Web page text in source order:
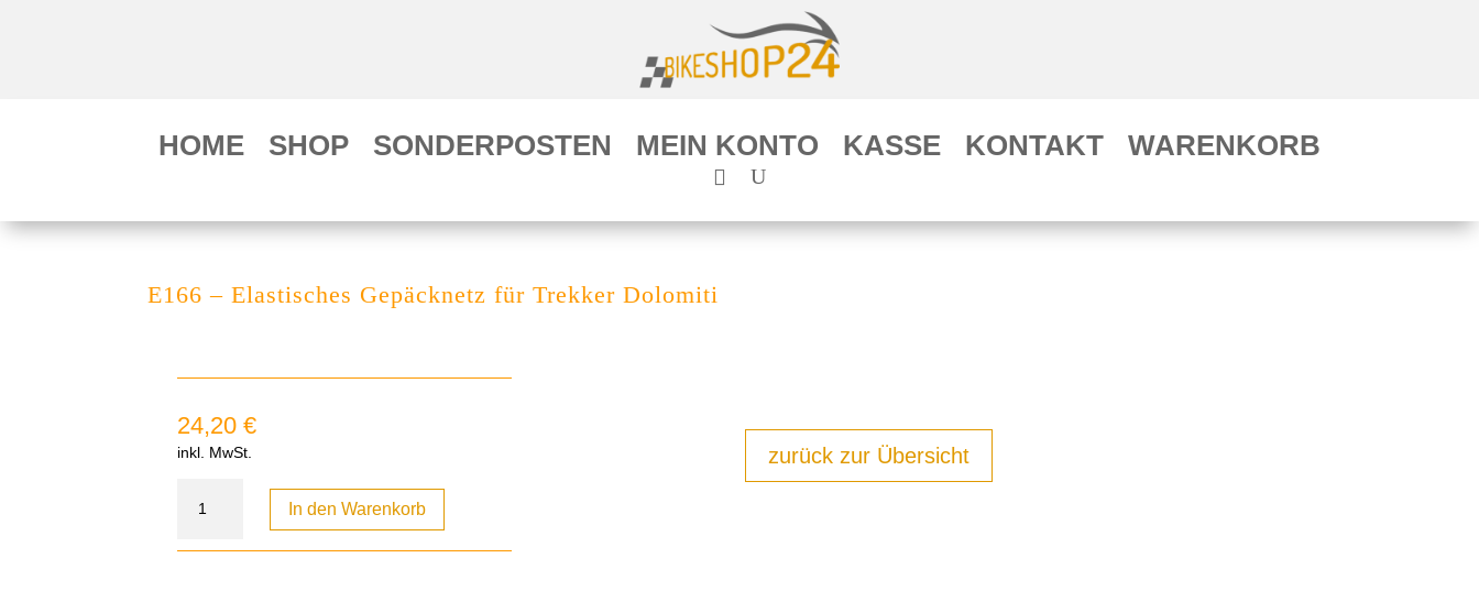
HOME SHOP SONDERPOSTEN MEIN KONTO KASSE KONTAKT WARENKORB
E166 – Elastisches Gepäcknetz für Trekker Dolomiti
24,20€
inkl. MwSt.
In den Warenkorb
zurück zur Übersicht